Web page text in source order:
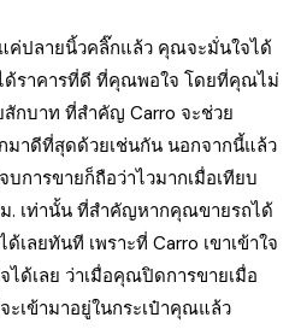
ค่ปลายนิ้วคลิ๊กแล้ว คุณจะมั่นใจได้
ด้ราคารที่ดี ที่คุณพอใจ โดยที่คุณไม่
สักบาท ที่สำคัญ Carro จะช่วย
าดีที่สุดด้วยเช่นกัน นอกจากนี้แล้ว
การขายก็ถือว่าไวมากเมื่อเทียบ
. เท่านั้น ที่สำคัญหากคุณขายรถได้
เลยทันที เพราะที่ Carro เขาเข้าใจ
ด้เลย ว่าเมื่อคุณปิดการขายเมื่อ
ะเข้ามาอยู่ในกระเป๋าคุณแล้ว